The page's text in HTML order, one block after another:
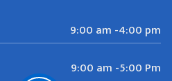
9:00 am -4:00 pm
9:00 am -5:00 Pm